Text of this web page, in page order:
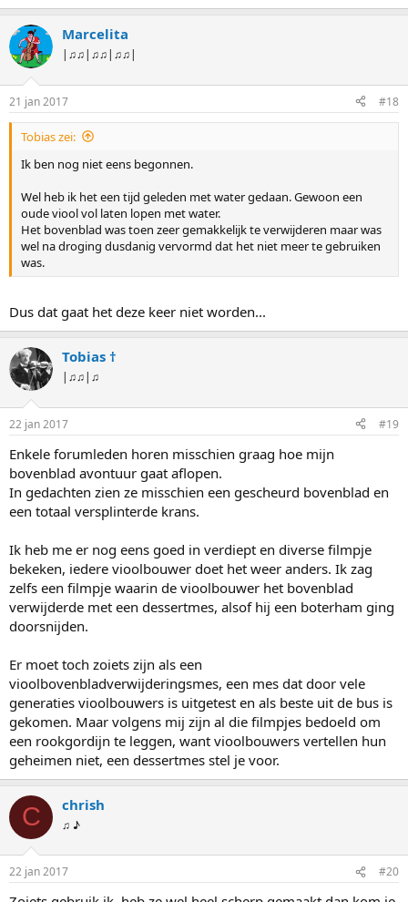
Marcelita
|♫♫|♫♫|♫♫|
21 jan 2017 #18
Tobias zei:
Ik ben nog niet eens begonnen.
Wel heb ik het een tijd geleden met water gedaan. Gewoon een
oude viool vol laten lopen met water.
Het bovenblad was toen zeer gemakkelijk te verwijderen maar was
wel na droging dusdanig vervormd dat het niet meer te gebruiken
was.
Dus dat gaat het deze keer niet worden...
Tobias †
|♫♫|♫
22 jan 2017 #19
Enkele forumleden horen misschien graag hoe mijn
bovenblad avontuur gaat aflopen.
In gedachten zien ze misschien een gescheurd bovenblad en
een totaal versplinterde krans.
Ik heb me er nog eens goed in verdiept en diverse filmpje
bekeken, iedere vioolbouwer doet het weer anders. Ik zag
zelfs een filmpje waarin de vioolbouwer het bovenblad
verwijderde met een dessertmes, alsof hij een boterham ging
doorsnijden.
Er moet toch zoiets zijn als een
vioolbovenbladverwijderingsmes, een mes dat door vele
generaties vioolbouwers is uitgetest en als beste uit de bus is
gekomen. Maar volgens mij zijn al die filmpjes bedoeld om
een rookgordijn te leggen, want vioolbouwers vertellen hun
geheimen niet, een dessertmes stel je voor.
C chrish
♫ ♪
22 jan 2017 #20